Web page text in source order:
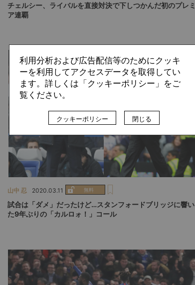
チェルシー、ライバルを直接対決で下しつかんだ初のプレミ
ア連覇
山中 忍 2020.03.11
試合は「ダメ」だったけど…スタンフォードブリッジに響い
た9年ぶりの「カルロォ！」コール
利用分析および広告配信等のためにクッキ
ーを利用してアクセスデータを取得してい
ます。詳しくは「クッキーポリシー」をご
覧ください。
クッキーポリシー 閉じる